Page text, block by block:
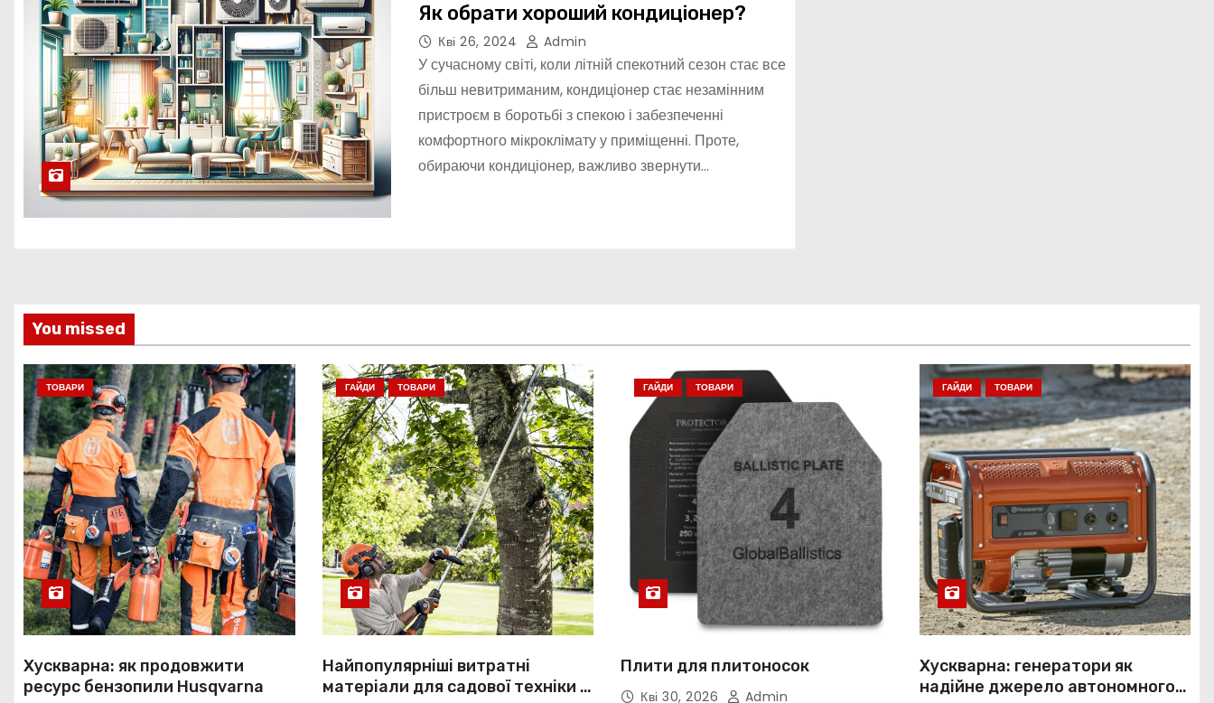
Як обрати хороший кондиціонер?
Кві 26, 2024 Admin
У сучасному світі, коли літній спекотний сезон стає все
більш невитриманим, кондиціонер стає незамінним
пристроєм в боротьбі з спекою і забезпеченні
комфортного мікроклімату у приміщенні. Проте,
обираючи кондиціонер, важливо звернути…
You missed
ТОВАРИ
Хускварна: як продовжити
ресурс бензопили Husqvarna
ГАЙДИ ТОВАРИ
Найпопулярніші витратні
матеріали для садової техніки в
ГАЙДИ ТОВАРИ
Плити для плитоносок
Кві 30, 2026 Admin
ГАЙДИ ТОВАРИ
Хускварна: генератори як
надійне джерело автономного